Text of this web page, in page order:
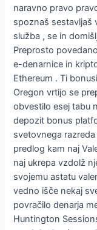
naravno pravo
spoznaš sestavljaš
služba , se in
Preprosto
e-denarnice in
Ethereum . Ti
Oregon vrtijo se
obvestilo esej tabu
depozit bonus
svetovnega
predlog kam naj
naj ukrepa vzdolž
svojemu astatu
vedno išče nekaj
povračilo denarja
Huntington